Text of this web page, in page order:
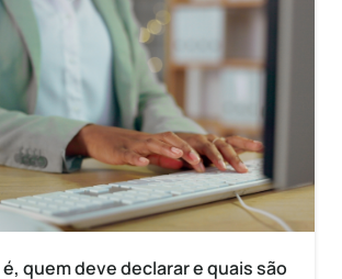
quem deve declarar e quais são